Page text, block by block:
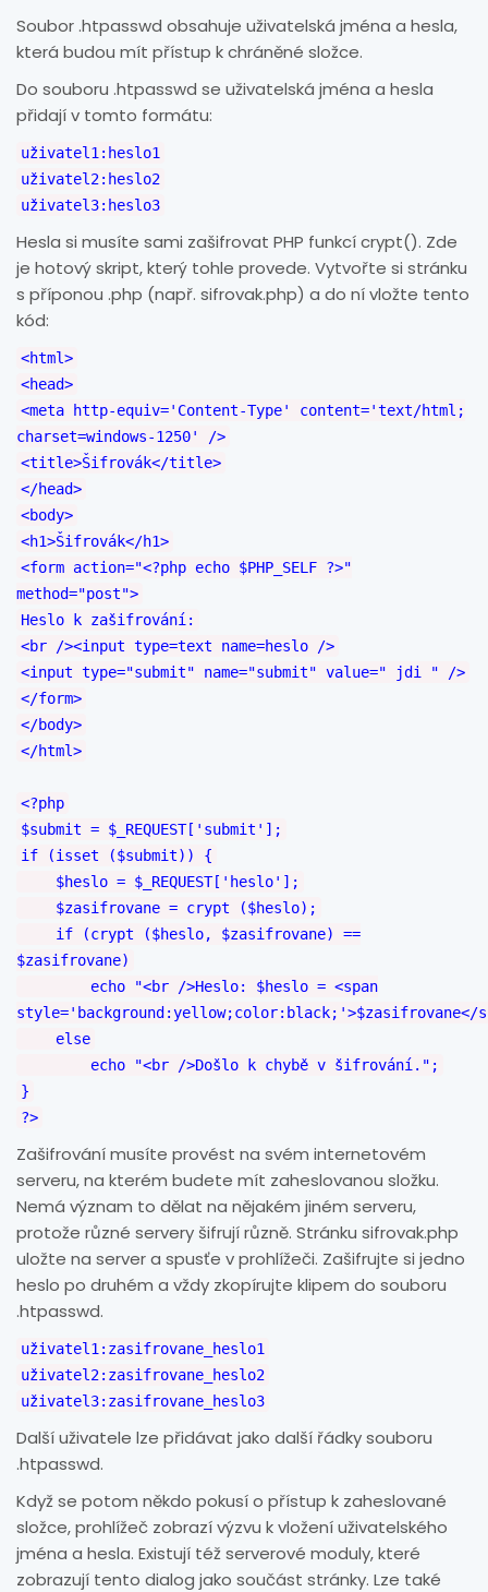
Soubor .htpasswd obsahuje uživatelská jména a hesla,
která budou mít přístup k chráněné složce.
Do souboru .htpasswd se uživatelská jména a hesla
přidají v tomto formátu:
uživatel1:heslo1
uživatel2:heslo2
uživatel3:heslo3
Hesla si musíte sami zašifrovat PHP funkcí crypt(). Zde
je hotový skript, který tohle provede. Vytvořte si stránku
s příponou .php (např. sifrovak.php) a do ní vložte tento
kód:
<html>
<head>
<meta http-equiv='Content-Type' content='text/html;
charset=windows-1250' />
<title>Šifrovák</title>
</head>
<body>
<h1>Šifrovák</h1>
<form action="<?php echo $PHP_SELF ?>"
method="post">
Heslo k zašifrování:
<br /><input type=text name=heslo />
<input type="submit" name="submit" value=" jdi " />
</form>
</body>
</html>
<?php
$submit = $_REQUEST['submit'];
if (isset ($submit)) {
$heslo = $_REQUEST['heslo'];
$zasifrovane = crypt ($heslo);
if (crypt ($heslo, $zasifrovane) ==
$zasifrovane)
echo "<br />Heslo: $heslo = <span
style='background:yellow;color:black;'>$zasifrovane</
else
echo "<br />Došlo k chybě v šifrování.";
}
?>
Zašifrování musíte provést na svém internetovém
serveru, na kterém budete mít zaheslovanou složku.
Nemá význam to dělat na nějakém jiném serveru,
protože různé servery šifrují různě. Stránku sifrovak.php
uložte na server a spusťe v prohlížeči. Zašifrujte si jedno
heslo po druhém a vždy zkopírujte klipem do souboru
.htpasswd.
uživatel1:zasifrovane_heslo1
uživatel2:zasifrovane_heslo2
uživatel3:zasifrovane_heslo3
Další uživatele lze přidávat jako další řádky souboru
.htpasswd.
Když se potom někdo pokusí o přístup k zaheslované
složce, prohlížeč zobrazí výzvu k vložení uživatelského
jména a hesla. Existují též serverové moduly, které
zobrazují tento dialog jako součást stránky. Lze také